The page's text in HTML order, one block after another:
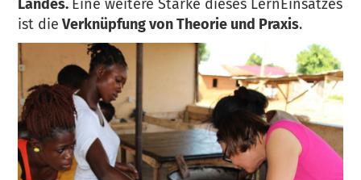
Landes. Eine weitere Stärke dieses LernEinsatzes
ist die Verknüpfung von Theorie und Praxis.